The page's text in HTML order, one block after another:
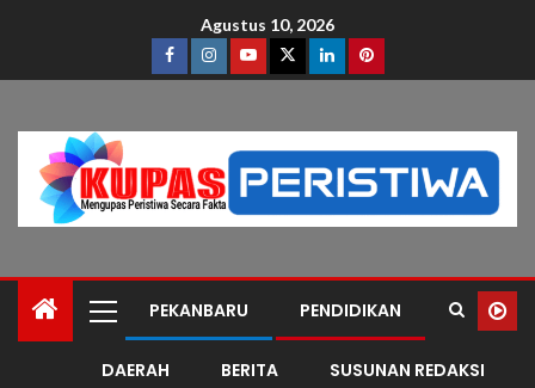
Agustus 10, 2026
PEKANBARU PENDIDIKAN
DAERAH BERITA SUSUNAN REDAKSI